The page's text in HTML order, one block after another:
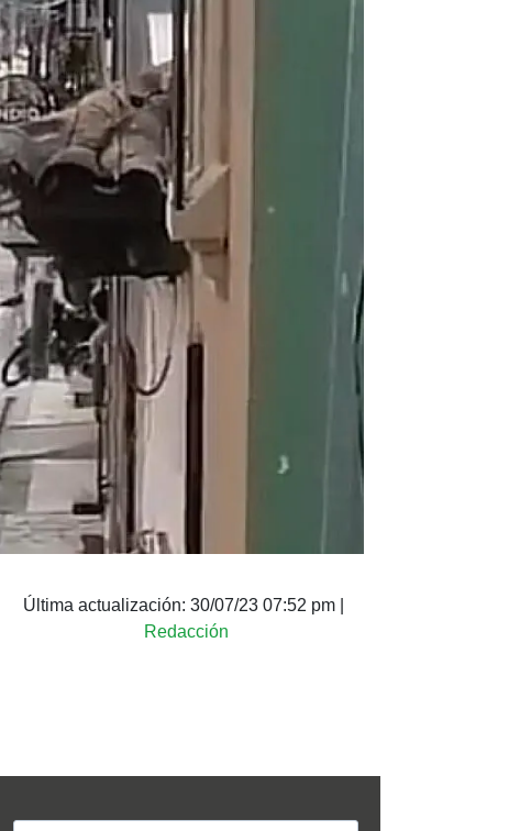
Última actualización: 30/07/23 07:52 pm
Redacción